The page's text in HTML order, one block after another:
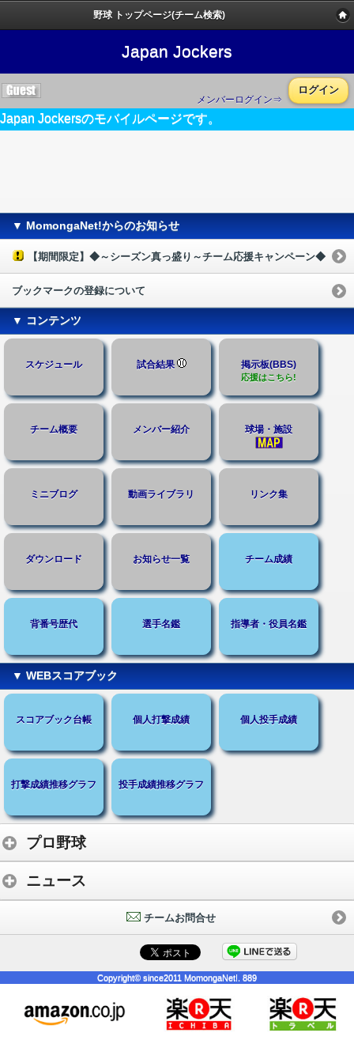
野球 トップページ(チーム検索)
Japan Jockers
メンバーログイン⇒
ログイン
Japan Jockersのモバイルページです。
▼ MomongaNet!からのお知らせ
【期間限定】◆～シーズン真っ盛り～チーム応援キャンペーン◆
ブックマークの登録について
▼ コンテンツ
スケジュール 試合結果 掲示板(BBS)
応援はこちら!
チーム概要 メンバー紹介 球場・施設
ミニブログ 動画ライブラリ リンク集
ダウンロード お知らせ一覧 チーム成績
背番号歴代 選手名鑑 指導者・役員名鑑
▼ WEBスコアブック
スコアブック台帳 個人打撃成績 個人投手成績
打撃成績推移グラフ 投手成績推移グラフ
プロ野球
ニュース
チームお問合せ
Copyright© since2011 MomongaNet!. 889